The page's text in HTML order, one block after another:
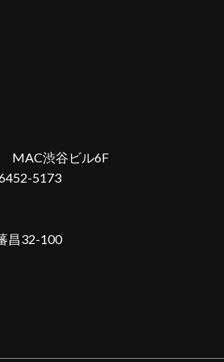
MAC渋谷ビル6F
5173
昌32-100